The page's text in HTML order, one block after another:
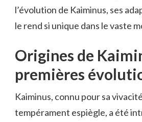
l’évolution de Kaiminus, ses
le rend si unique dans le vaste
Origines de
premières
Kaiminus, connu pour sa
tempérament espiègle, a été